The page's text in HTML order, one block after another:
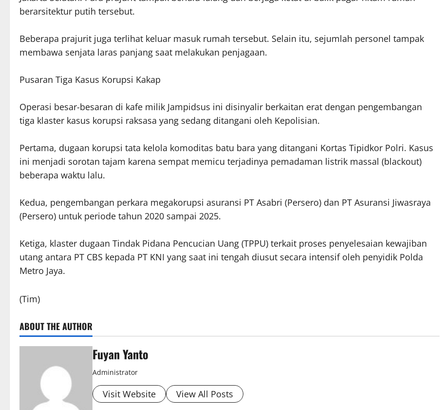
berarsitektur putih tersebut.
Beberapa prajurit juga terlihat keluar masuk rumah tersebut. Selain itu, sejumlah personel tampak
membawa senjata laras panjang saat melakukan penjagaan.
Pusaran Tiga Kasus Korupsi Kakap
Operasi besar-besaran di kafe milik Jampidsus ini disinyalir berkaitan erat dengan pengembangan
tiga klaster kasus korupsi raksasa yang sedang ditangani oleh Kepolisian.
Pertama, dugaan korupsi tata kelola komoditas batu bara yang ditangani Kortas Tipidkor Polri. Kasus
ini menjadi sorotan tajam karena sempat memicu terjadinya pemadaman listrik massal (blackout)
beberapa waktu lalu.
Kedua, pengembangan perkara megakorupsi asuransi PT Asabri (Persero) dan PT Asuransi Jiwasraya
(Persero) untuk periode tahun 2020 sampai 2025.
Ketiga, klaster dugaan Tindak Pidana Pencucian Uang (TPPU) terkait proses penyelesaian kewajiban
utang antara PT CBS kepada PT KNI yang saat ini tengah diusut secara intensif oleh penyidik Polda
Metro Jaya.
(Tim)
ABOUT THE AUTHOR
Fuyan Yanto
Administrator
Visit Website View All Posts